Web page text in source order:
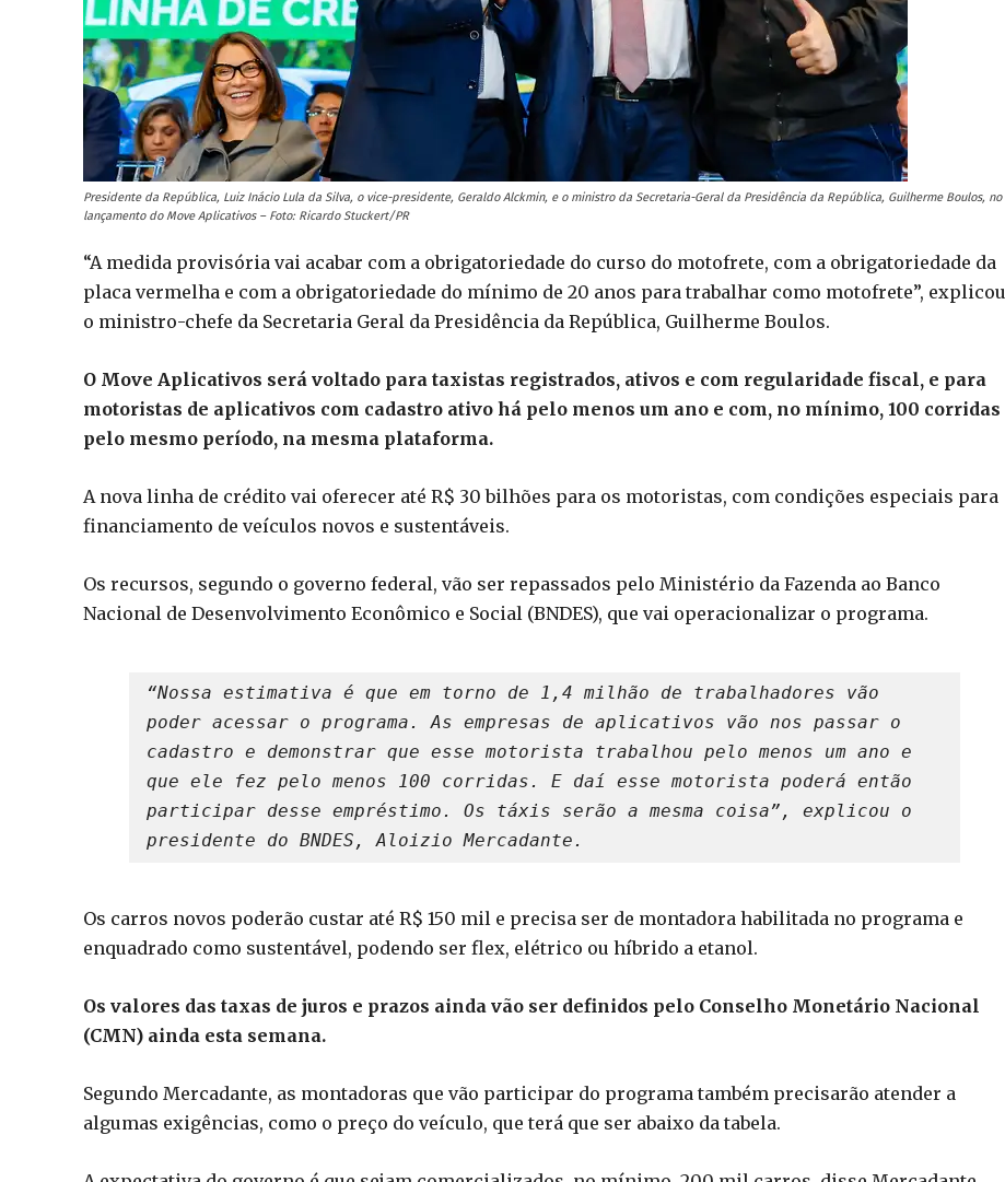
Presidente da República, Luiz Inácio Lula da Silva, o vice-presidente, Geraldo Alckmin, e o ministro da Secretaria-Geral da Presidência da República, Guilherme Boulos, no
lançamento do Move Aplicativos – Foto: Ricardo Stuckert/PR
“A medida provisória vai acabar com a obrigatoriedade do curso do motofrete, com a obrigatoriedade da
placa vermelha e com a obrigatoriedade do mínimo de 20 anos para trabalhar como motofrete”, explicou
o ministro-chefe da Secretaria Geral da Presidência da República, Guilherme Boulos.
O Move Aplicativos será voltado para taxistas registrados, ativos e com regularidade fiscal, e para
motoristas de aplicativos com cadastro ativo há pelo menos um ano e com, no mínimo, 100 corridas
pelo mesmo período, na mesma plataforma.
A nova linha de crédito vai oferecer até R$ 30 bilhões para os motoristas, com condições especiais para
financiamento de veículos novos e sustentáveis.
Os recursos, segundo o governo federal, vão ser repassados pelo Ministério da Fazenda ao Banco
Nacional de Desenvolvimento Econômico e Social (BNDES), que vai operacionalizar o programa.
“Nossa estimativa é que em torno de 1,4 milhão de trabalhadores vão
poder acessar o programa. As empresas de aplicativos vão nos passar o
cadastro e demonstrar que esse motorista trabalhou pelo menos um ano e
que ele fez pelo menos 100 corridas. E daí esse motorista poderá então
participar desse empréstimo. Os táxis serão a mesma coisa”, explicou o
presidente do BNDES, Aloizio Mercadante.
Os carros novos poderão custar até R$ 150 mil e precisa ser de montadora habilitada no programa e
enquadrado como sustentável, podendo ser flex, elétrico ou híbrido a etanol.
Os valores das taxas de juros e prazos ainda vão ser definidos pelo Conselho Monetário Nacional
(CMN) ainda esta semana.
Segundo Mercadante, as montadoras que vão participar do programa também precisarão atender a
algumas exigências, como o preço do veículo, que terá que ser abaixo da tabela.